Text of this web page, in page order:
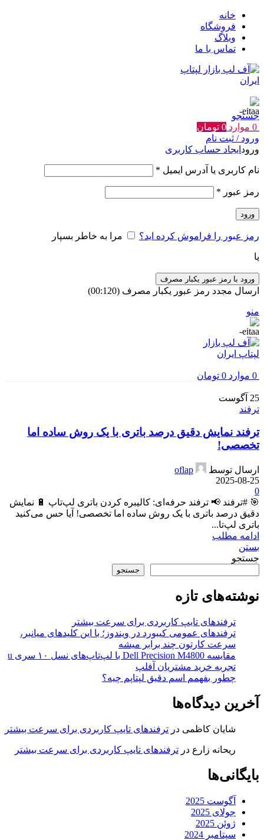
خانه
فروشگاه
وبلاگ
تماس با ما
جستجو
0 موارد 0 تومان
ورود / ثبت نام
ورود ایجاد حساب کاربری
نام کاربری یا آدرس ایمیل *
رمز عبور *
ورود
رمز عبور را فراموش کرده اید؟ مرا به خاطر بسپار
یا
ورود با رمز عبور یکبار مصرف
ارسال مجدد رمز عبور یکبار مصرف (00:
120
)
منو
0 موارد 0 تومان
25 آگوست
ترفند
ترفند نمایش دقیق درصد باتری با یک روش ساده اما
تخصصی!
ارسال توسط
oflap
2025-08-25
0
🎯 #ترفند 📢 ترفند حرفه‌ای: کالیبره کردن باتری لپ‌تاپ 🔋 نمایش
دقیق درصد باتری با یک روش ساده اما تخصصی! آیا حس می‌کنید
باتری لپ‌تا...
ادامه مطلب
بستن
جستجو
جستجو
نوشته‌های تازه
ترفندهای تایپ کاربردی برای سرعت بیشتر
ترفندهای عمومی کیبورد در ویندوز؛ با این کلیدهای میانبر،
سرعت کارتون چند برابر میشه
مقایسه Dell Precision M4800 با لپ‌تاپ‌های نسل ۱۰ سری u
تجربه خرید مشتریان آفلپ
چطور بفهمم اسم دقیق لپتاپم چیه؟
آخرین دیدگاه‌ها
شایان کاظمی در ترفندهای تایپ کاربردی برای سرعت بیشتر
ریحانه زارع در ترفندهای تایپ کاربردی برای سرعت بیشتر
بایگانی‌ها
آگوست 2025
جولای 2025
ژوئن 2025
سپتامبر 2024